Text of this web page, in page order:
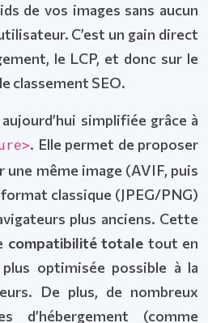
de vos images sans aucun
C’est un gain direct
le LCP, et donc sur le
classement SEO.
simplifiée grâce à
. Elle permet de proposer
une même image (AVIF, puis
classique (JPEG/PNG)
plus anciens. Cette
compatibilité totale tout en
optimisée possible à la
De plus, de nombreux
d’hébergement (comme